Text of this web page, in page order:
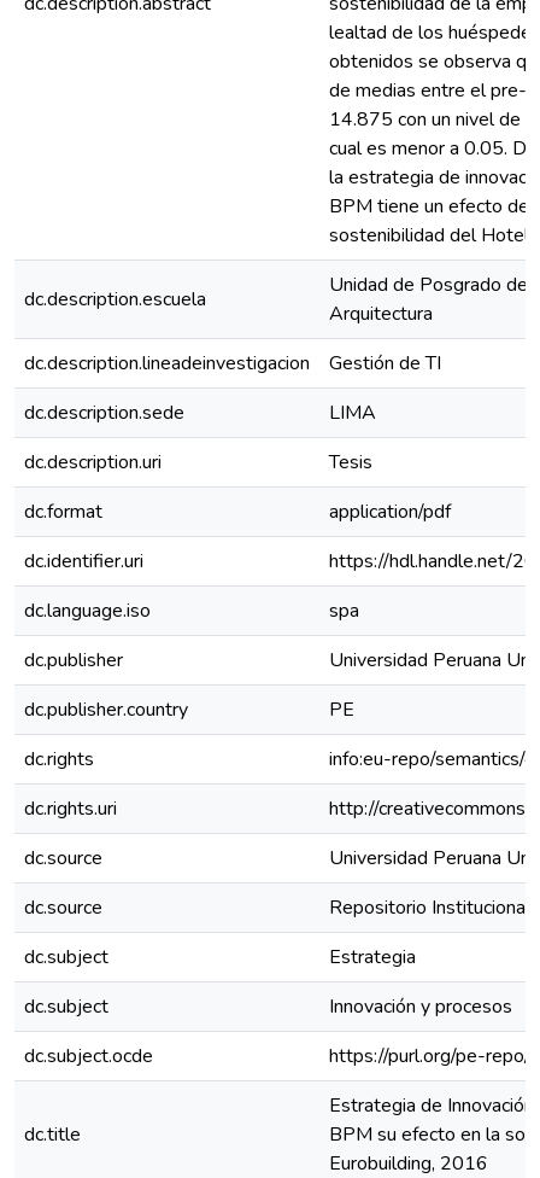
lealtad de los
obtenidos se observa
de medias entre el
14.875 con un nivel de
cual es menor a 0.05.
la estrategia de
BPM tiene un efecto de
sostenibilidad del Hotel
dc.description.escuela
Unidad de Posgrado de
Arquitectura
dc.description.lineadeinvestigacion
Gestión de TI
dc.description.sede
LIMA
dc.description.uri
Tesis
dc.format
application/pdf
dc.identifier.uri
https://hdl.handle.net/
dc.language.iso
spa
dc.publisher
Universidad Peruana
dc.publisher.country
PE
dc.rights
info:eu-repo/semantics/
dc.rights.uri
http://
dc.source
Universidad Peruana
dc.source
Repositorio Institucional
dc.subject
Estrategia
dc.subject
Innovación y procesos
dc.subject.ocde
https://purl.org/pe-
dc.title
Estrategia de
BPM su efecto en la
Eurobuilding, 2016